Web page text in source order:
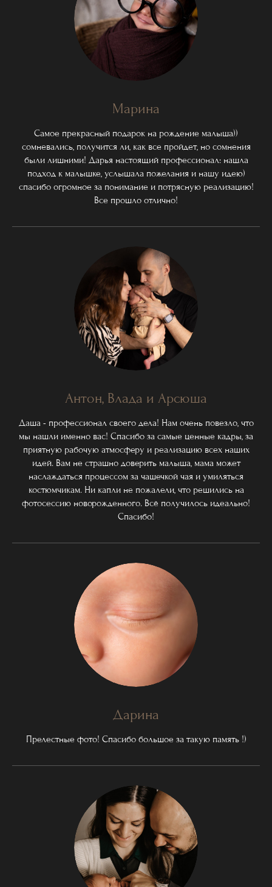
Марина
Самое прекрасный подарок на рождение малыша))
сомневались, получится ли, как все пройдет, но сомнения
были лишними! Дарья настоящий профессионал: нашла
подход к малышке, услышала пожелания и нашу идею)
спасибо огромное за понимание и потрясную реализацию!
Все прошло отлично!
Антон, Влада и Арсюша
Даша - профессионал своего дела! Нам очень повезло, что
мы нашли именно вас! Спасибо за самые ценные кадры, за
приятную рабочую атмосферу и реализацию всех наших
идей. Вам не страшно доверить малыша, мама может
наслаждаться процессом за чашечкой чая и умиляться
костюмчикам. Ни капли не пожалели, что решились на
фотосессию новорожденного. Всё получилось идеально!
Спасибо!
Дарина
Прелестные фото! Спасибо большое за такую память !)